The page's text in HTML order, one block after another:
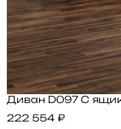
Диван D097 С
222 554 ₽